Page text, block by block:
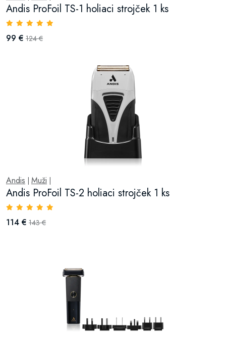
Andis ProFoil TS-1 holiaci strojček 1 ks
99 € 124 €
Andis Muži
Andis ProFoil TS-2 holiaci strojček 1 ks
114 € 143 €